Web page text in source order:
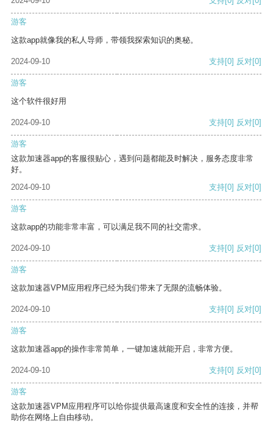
游客
这款app就像我的私人导师，带领我探索知识的奥秘。
2024-09-10 支持[0] 反对[0]
游客
这个软件很好用
2024-09-10 支持[0] 反对[0]
游客
这款加速器app的客服很贴心，遇到问题都能及时解决，服务态度非常
好。
2024-09-10
支持[0] 反对[0]
游客
这款app的功能非常丰富，可以满足我不同的社交需求。
2024-09-10 支持[0] 反对[0]
游客
这款加速器VPM应用程序已经为我们带来了无限的流畅体验。
2024-09-10 支持[0] 反对[0]
游客
这款加速器app的操作非常简单，一键加速就能开启，非常方便。
2024-09-10 支持[0] 反对[0]
游客
这款加速器VPM应用程序可以给你提供最高速度和安全性的连接，并帮
助你在网络上自由移动。